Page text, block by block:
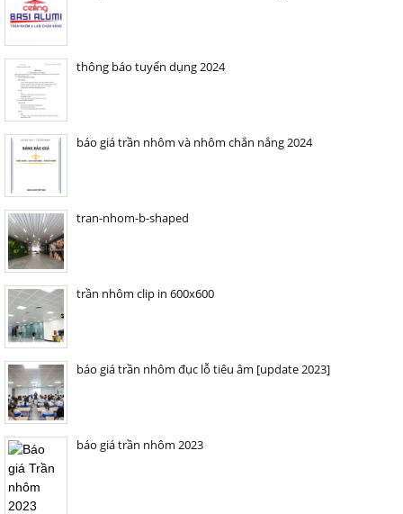
thông báo tuyển dụng 2024
báo giá trần nhôm và nhôm chắn nắng 2024
tran-nhom-b-shaped
trần nhôm clip in 600x600
báo giá trần nhôm đục lỗ tiêu âm [update 2023]
báo giá trần nhôm 2023